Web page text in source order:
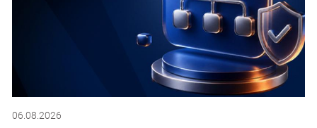
06.08.2026